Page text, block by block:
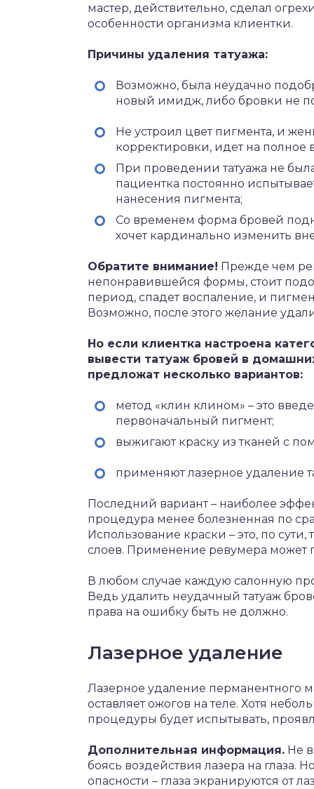
мастер, действительно, сделал
особенности организма клиентки.
Причины удаления татуажа:
Возможно, была неудачно
новый имидж, либо бровки не
Не устроил цвет пигмента, и
корректировки, идет на полное
При проведении татуажа не
пациентка постоянно
нанесения пигмента;
Со временем форма бровей
хочет кардинально изменить
Обратите внимание! Прежде чем
непонравившейся формы, стоит
период, спадет воспаление, и
Возможно, после этого желание
Но если клиентка настроена
вывести татуаж бровей в
предложат несколько вариантов:
метод «клин клином» – это
первоначальный пигмент;
выжигают краску из тканей с
применяют лазерное удаление
Последний вариант – наиболее
процедура менее болезненная по
Использование краски – это, по
слоев. Применение ревумера может
В любом случае каждую салонную
Ведь удалить неудачный татуаж
права на ошибку быть не должно.
Лазерное удаление
Лазерное удаление перманентного
оставляет ожогов на теле. Хотя
процедуры будет испытывать,
Дополнительная информация. Не
боясь воздействия лазера на глаза.
опасности – глаза экранируются от